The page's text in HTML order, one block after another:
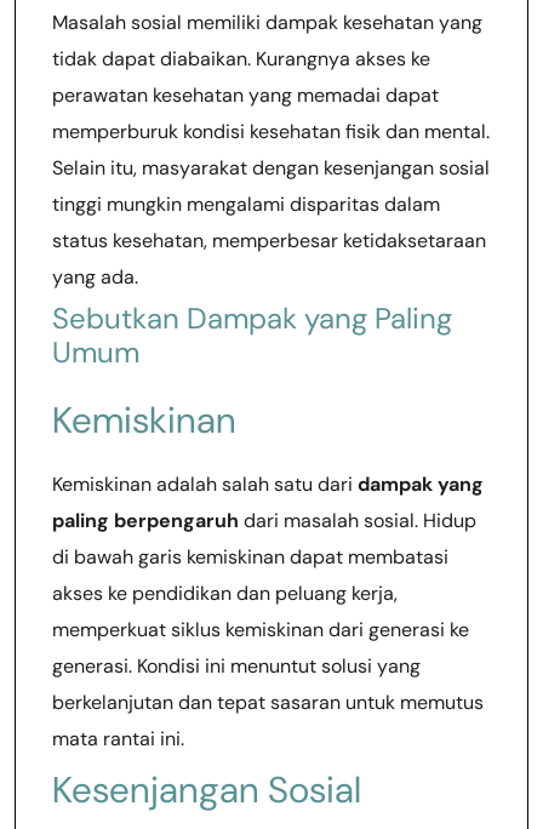
Masalah sosial memiliki dampak kesehatan yang
tidak dapat diabaikan. Kurangnya akses ke
perawatan kesehatan yang memadai dapat
memperburuk kondisi kesehatan fisik dan mental.
Selain itu, masyarakat dengan kesenjangan sosial
tinggi mungkin mengalami disparitas dalam
status kesehatan, memperbesar ketidaksetaraan
yang ada.
Sebutkan Dampak yang Paling
Umum
Kemiskinan
Kemiskinan adalah salah satu dari dampak yang
paling berpengaruh dari masalah sosial. Hidup
di bawah garis kemiskinan dapat membatasi
akses ke pendidikan dan peluang kerja,
memperkuat siklus kemiskinan dari generasi ke
generasi. Kondisi ini menuntut solusi yang
berkelanjutan dan tepat sasaran untuk memutus
mata rantai ini.
Kesenjangan Sosial